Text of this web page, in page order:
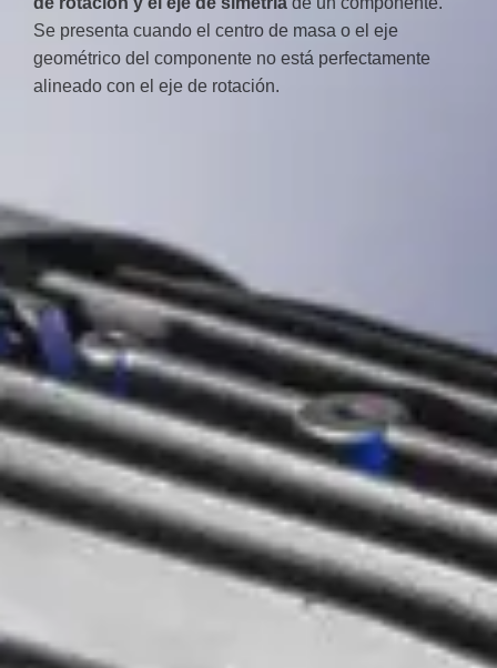
Se presenta cuando el centro de masa o el eje
geométrico del componente no está perfectamente
alineado con el eje de rotación.